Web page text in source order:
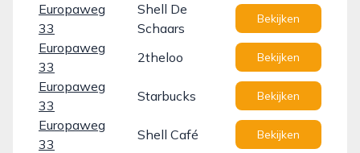
Europaweg
33
Shell De
Schaars
Bekijken
Europaweg
33
2theloo Bekijken
Europaweg
33
Starbucks Bekijken
Europaweg
33
Shell Café Bekijken